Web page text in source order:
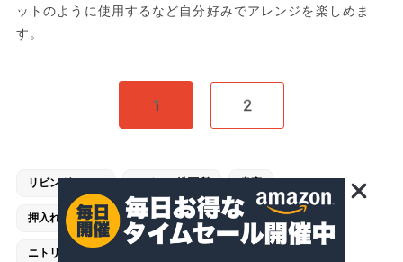
ットのように使用するなど自分好みでアレンジを楽しめま
す。
1 2
リビングルーム
押入れ・クローゼット 一人暮らし おすすめ
ニトリ［NITORI］